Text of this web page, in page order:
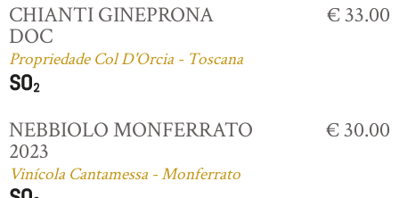
CHIANTI GINEPRONA
DOC
Propriedade Col D'Orcia - Toscana
€ 33.00
NEBBIOLO MONFERRATO
2023
Vinícola Cantamessa - Monferrato
€ 30.00